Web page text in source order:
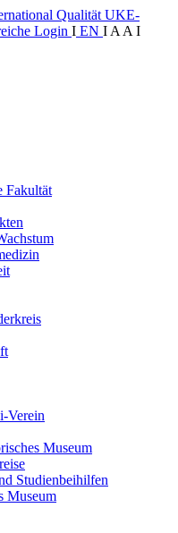
Qualität UKE-
Login I EN I A A I
Fakultät
Verein
Museum
Studienbeihilfen
Museum